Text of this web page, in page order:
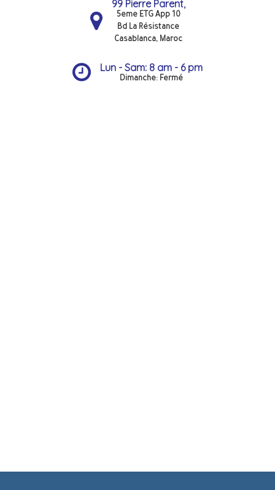
99 Pierre Parent,
5eme ETG App 10
Bd La Résistance
Casablanca, Maroc
Lun - Sam: 8 am - 6 pm
Dimanche: Fermé